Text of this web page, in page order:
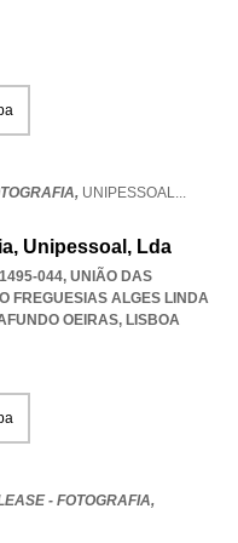
UNIPESSOAL...
Unipessoal, Lda
044, UNIÃO DAS
FREGUESIAS ALGES LINDA
OEIRAS, LISBOA
- FOTOGRAFIA,